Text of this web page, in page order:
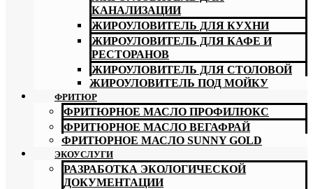
КАНАЛИЗАЦИИ
ЖИРОУЛОВИТЕЛЬ ДЛЯ КУХНИ
ЖИРОУЛОВИТЕЛЬ ДЛЯ КАФЕ И
РЕСТОРАНОВ
ЖИРОУЛОВИТЕЛЬ ДЛЯ СТОЛОВОЙ
ЖИРОУЛОВИТЕЛЬ ПОД МОЙКУ
ФРИТЮР
ФРИТЮРНОЕ МАСЛО ПРОФИЛЮКС
ФРИТЮРНОЕ МАСЛО ВЕГАФРАЙ
ФРИТЮРНОЕ МАСЛО SUNNY GOLD
ЭКОУСЛУГИ
РАЗРАБОТКА ЭКОЛОГИЧЕСКОЙ
ДОКУМЕНТАЦИИ